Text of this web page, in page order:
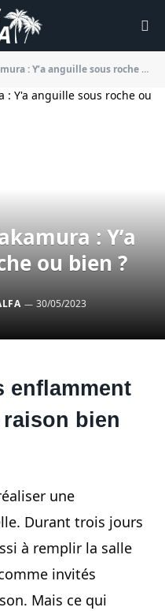
: Y’a anguille sous roche ou bien ?
: Y’a
ou bien ?
30/05/2023
enflamment
bien
une
Durant trois jours
à remplir la salle
invités
Mais ce qui